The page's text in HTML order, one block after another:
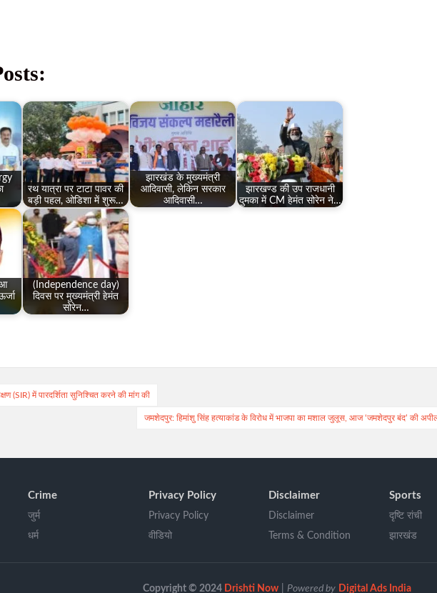
रथ यात्रा पर टाटा पावर की
बड़ी पहल, ओडिशा में शुरू…
झारखंड के मुख्यमंत्री
आदिवासी, लेकिन सरकार
आदिवासी…
झारखण्ड की उप राजधानी
दुमका में CM हेमंत सोरेन ने…
(Independence day)
दिवस पर मुख्यमंत्री हेमंत
सोरेन…
(SIR) में पारदर्शिता सुनिश्चित करने की मांग की
जमशेदपुर: हिमांशु सिंह हत्याकांड के विरोध में भाजपा का मशाल जुलूस, आज ‘जमशेदपुर बंद’ की
Crime
जुर्म
धर्म
Privacy Policy
Privacy Policy
वीडियो
Disclaimer
Disclaimer
Terms & Condition
Sports
दृष्टि रांची
झारखंड
Copyright © 2024 Drishti Now Powered by Digital Ads India